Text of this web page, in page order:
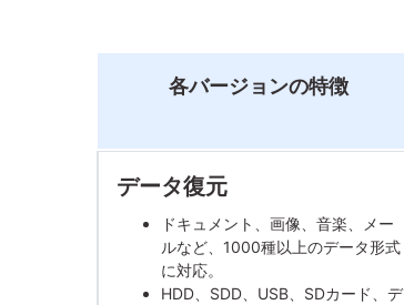
各バージョンの特徴
データ復元
ドキュメント、画像、音楽、メー
ルなど、1000種以上のデータ形式
に対応。
HDD、SDD、USB、SDカード、デ